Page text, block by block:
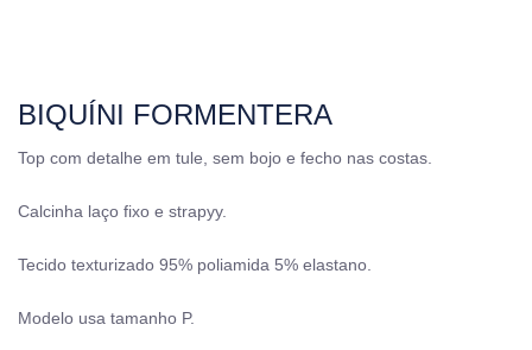
BIQUÍNI FORMENTERA
Top com detalhe em tule, sem bojo e fecho nas costas.
Calcinha laço fixo e strapyy.
Tecido texturizado 95% poliamida 5% elastano.
Modelo usa tamanho P.